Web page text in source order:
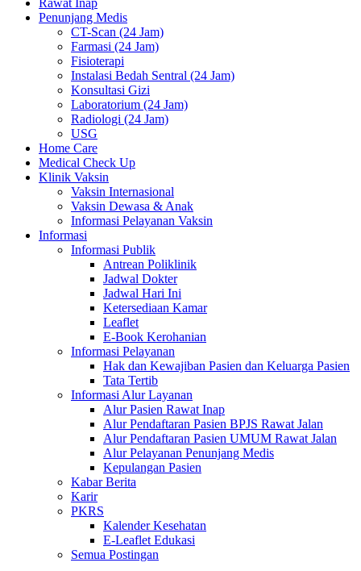
Rawat Inap
Penunjang Medis
CT-Scan (24 Jam)
Farmasi (24 Jam)
Fisioterapi
Instalasi Bedah Sentral (24 Jam)
Konsultasi Gizi
Laboratorium (24 Jam)
Radiologi (24 Jam)
USG
Home Care
Medical Check Up
Klinik Vaksin
Vaksin Internasional
Vaksin Dewasa & Anak
Informasi Pelayanan Vaksin
Informasi
Informasi Publik
Antrean Poliklinik
Jadwal Dokter
Jadwal Hari Ini
Ketersediaan Kamar
Leaflet
E-Book Kerohanian
Informasi Pelayanan
Hak dan Kewajiban Pasien dan Keluarga Pasien
Tata Tertib
Informasi Alur Layanan
Alur Pasien Rawat Inap
Alur Pendaftaran Pasien BPJS Rawat Jalan
Alur Pendaftaran Pasien UMUM Rawat Jalan
Alur Pelayanan Penunjang Medis
Kepulangan Pasien
Kabar Berita
Karir
PKRS
Kalender Kesehatan
E-Leaflet Edukasi
Semua Postingan